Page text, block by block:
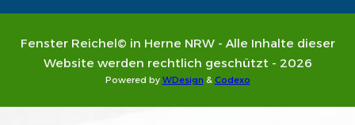
Fenster Reichel© in Herne NRW - Alle Inhalte dieser
Website werden rechtlich geschützt - 2026
Powered by WDesign & Codexo